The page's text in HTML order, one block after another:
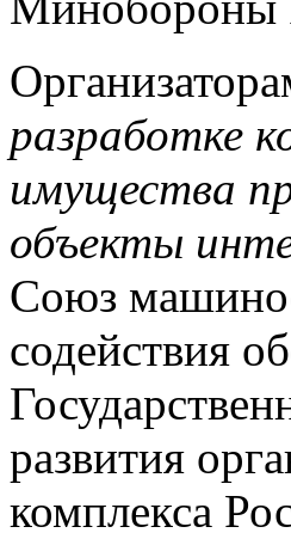
разработке
имущества
объекты
Союз
содействия
развития
комплекса